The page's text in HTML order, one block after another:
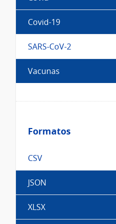
Covid-19
SARS-CoV-2
Vacunas
Formatos
Formatos
CSV
JSON
XLSX